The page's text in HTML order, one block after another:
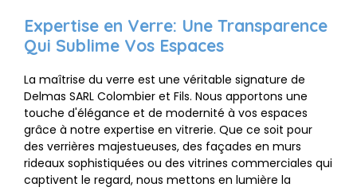
Expertise en Verre: Une Transparence
Qui Sublime Vos Espaces
La maîtrise du verre est une véritable signature de
Delmas SARL Colombier et Fils. Nous apportons une
touche d'élégance et de modernité à vos espaces
grâce à notre expertise en vitrerie. Que ce soit pour
des verrières majestueuses, des façades en murs
rideaux sophistiquées ou des vitrines commerciales qui
captivent le regard, nous mettons en lumière la